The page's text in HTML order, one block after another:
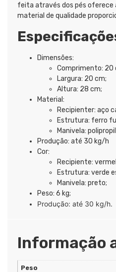
feita através dos pés oferece
material de qualidade
Dimensões:
Comprimento: 20
Largura: 20 cm;
Altura: 28 cm;
Material:
Recipienter: aço
Estrutura: ferro
Manivela:
Produção: até 30 kg/h
Cor:
Recipiente:
Estrutura: verde
Manivela: preto;
Peso: 6 kg;
Produção: até 30 kg/h.
Informação
Peso